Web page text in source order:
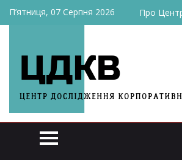
П’ятниця, 07 Серпня 2026 Про